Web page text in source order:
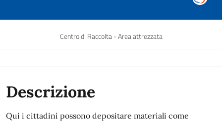
Centro di Raccolta - Area attrezzata
Descrizione
Qui i cittadini possono depositare materiali come